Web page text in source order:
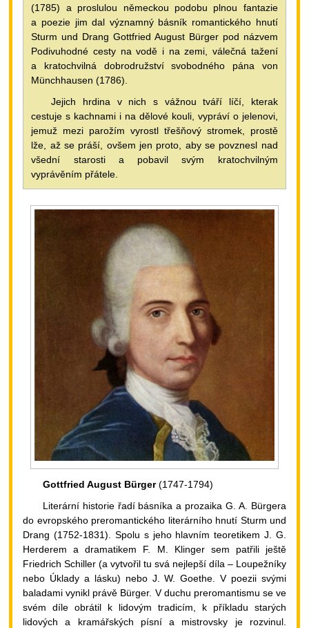
(1785) a proslulou německou podobu plnou fantazie
a poezie jim dal významný básník romantického hnutí
Sturm und Drang Gottfried August Bürger pod názvem
Podivuhodné cesty na vodě i na zemi, válečná tažení
a kratochvilná dobrodružství svobodného pána von
Münchhausen (1786).
Jejich hrdina v nich s vážnou tváří líčí, kterak
cestuje s kachnami i na dělové kouli, vypráví o jelenovi,
jemuž mezi parožím vyrostl třešňový stromek, prostě
lže, až se práší, ovšem jen proto, aby se povznesl nad
všední starosti a pobavil svým kratochvilným
vyprávěním přátele.
Gottfried August Bürger(1747-1794)
Literární historie řadí básníka a prozaika G. A. Bürgera
do evropského preromantického literárního hnutí Sturm und
Drang (1752-1831). Spolu s jeho hlavním teoretikem J. G.
Herderem a dramatikem F. M. Klinger sem patřili ještě
Friedrich Schiller (a vytvořil tu svá nejlepší díla – Loupežníky
nebo Úklady a lásku) nebo J. W. Goethe. V poezii svými
baladami vynikl právě Bürger. V duchu preromantismu se ve
svém díle obrátil k lidovým tradicím, k příkladu starých
lidových a kramářských písní a mistrovsky je rozvinul.